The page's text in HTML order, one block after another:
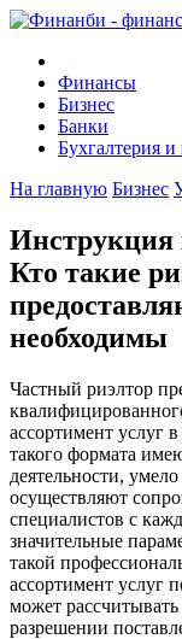
Финансы
Бизнес
Банки
Бухгалтерия
На главную Бизнес
Инструкция
Кто такие
необходимы
Частный риэлтор
ассортимент услуг
такого формата
деятельности,
осуществляют
специалистов с
значительные
такой
ассортимент услуг
может
разрешении